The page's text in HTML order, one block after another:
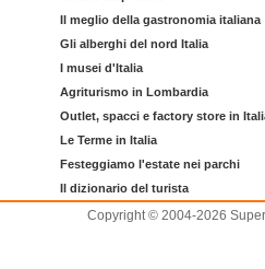
Il meglio della gastronomia italiana
Gli alberghi del nord Italia
I musei d'Italia
Agriturismo in Lombardia
Outlet, spacci e factory store in
Le Terme in Italia
Festeggiamo l'estate nei parchi
Il dizionario del turista
Copyright © 2004-2026